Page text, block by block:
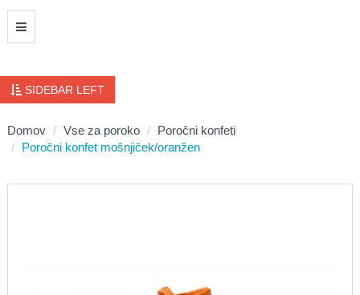
SIDEBAR LEFT
Domov Vse za poroko
Poročni konfeti
Poročni konfet mošnjiček/oranžen